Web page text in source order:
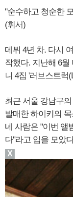
"순수하고 청순한
(휘서)
데뷔 4년 차. 다시
작했다. 지난해 6월
니 4집 '러브스트럭
최근 서울 강남구
발매한 하이키의
네 사람은 "이번 앨
다"라고 입을 모았
X